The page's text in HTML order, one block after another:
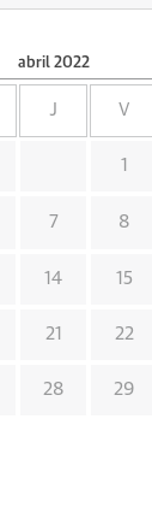
abril 2022
J V
1
7 8
14 15
21 22
28 29